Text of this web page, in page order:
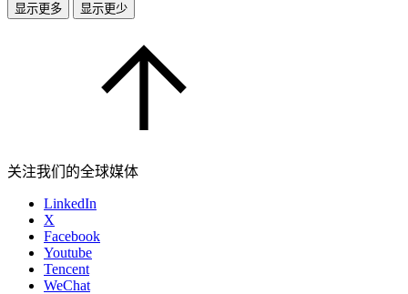
显示更多 显示更少
关注我们的全球媒体
LinkedIn
X
Facebook
Youtube
Tencent
WeChat